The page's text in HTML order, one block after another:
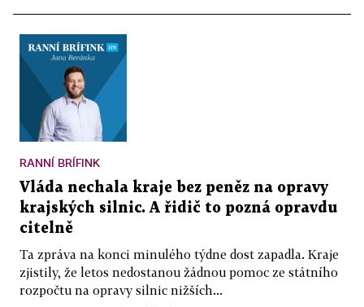
RANNÍ BRÍFINK
Vláda nechala kraje bez peněz na opravy
krajských silnic. A řidič to pozná opravdu
citelně
Ta zpráva na konci minulého týdne dost zapadla. Kraje
zjistily, že letos nedostanou žádnou pomoc ze státního
rozpočtu na opravy silnic nižších...